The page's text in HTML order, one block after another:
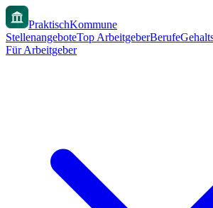
PraktischKommune
StellenangeboteTop ArbeitgeberBerufe
Für Arbeitgeber